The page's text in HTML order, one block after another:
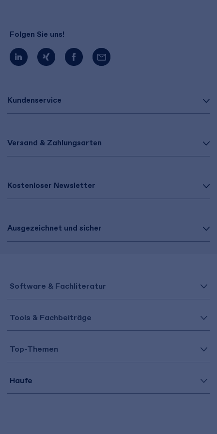
Kundenservice
Versand & Zahlungsarten
Kostenloser Newsletter
Ausgezeichnet und sicher
Folgen Sie uns!
Software & Fachliteratur
Tools & Fachbeiträge
Top-Themen
Haufe